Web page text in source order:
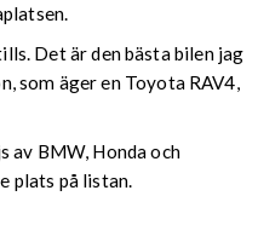
Det är den bästa bilen jag
som äger en Toyota RAV4,
av BMW, Honda och
plats på listan.